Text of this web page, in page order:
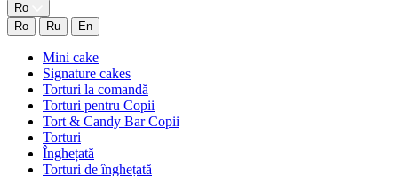
Ro
Ro
Ru En
Mini cake
Signature cakes
Torturi la comandă
Torturi pentru Copii
Tort & Candy Bar Copii
Torturi
Înghețată
Torturi de înghețată